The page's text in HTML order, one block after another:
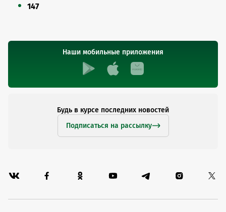
147
Наши мобильные приложения
Будь в курсе последних новостей
Подписаться на рассылку